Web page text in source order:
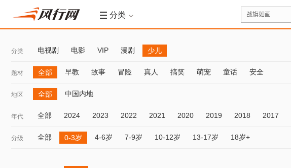
分类
分类 电视剧 电影 VIP 漫剧 少儿
题材 全部 早教 故事 冒险 真人 搞笑 萌宠 童话 安全
地区 全部 中国内地
年代 全部 2024 2023 2022 2021 2020 2019 2018 2017
分级 全部 0-3岁 4-6岁 7-9岁 10-12岁 13-17岁 18岁+